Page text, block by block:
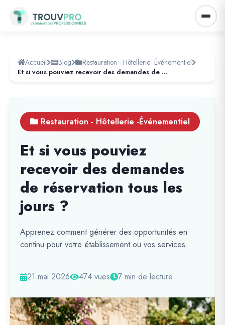
Accueil Blog Restauration - Hôtellerie -Événementiel
Et si vous pouviez recevoir des demandes de réservation tous les jours ?
Restauration - Hôtellerie -Événementiel
Et si vous pouviez
recevoir des demandes
de réservation tous les
jours ?
Apprenez comment générer des opportunités en
continu pour votre établissement ou vos services.
21 mai 2026 474 vues 7 min de lecture